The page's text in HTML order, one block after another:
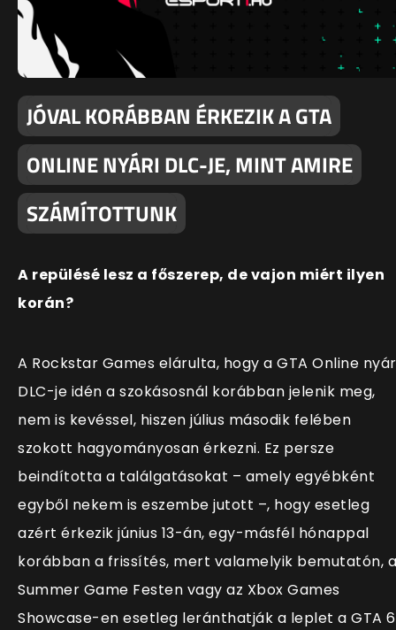
JÓVAL KORÁBBAN ÉRKEZIK A GTA
ONLINE NYÁRI DLC-JE, MINT AMIRE
SZÁMÍTOTTUNK
A repülésé lesz a főszerep, de vajon miért ilyen
korán?
A Rockstar Games elárulta, hogy a GTA Online
DLC-je idén a szokásosnál korábban jelenik meg,
nem is kevéssel, hiszen július második felében
szokott hagyományosan érkezni. Ez persze
beindította a találgatásokat – amely egyébként
egyből nekem is eszembe jutott –, hogy esetleg
azért érkezik június 13-án, egy-másfél hónappal
korábban a frissítés, mert valamelyik bemutatón, a
Summer Game Festen vagy az Xbox Games
Showcase-en esetleg leránthatják a leplet a GTA